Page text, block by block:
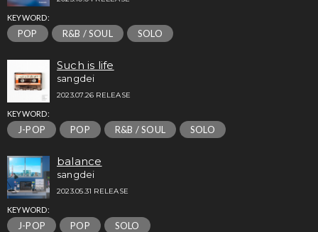
KEYWORD:
POP R&B / SOUL SOLO
Such is life
sangdei
2023.07.26 RELEASE
KEYWORD:
J-POP POP R&B / SOUL SOLO
balance
sangdei
2023.05.31 RELEASE
KEYWORD:
J-POP POP SOLO